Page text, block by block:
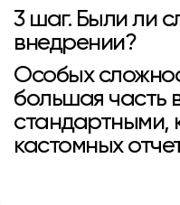
3 шаг. Были ли
внедрении?
Особых
большая часть
стандартными,
кастомных